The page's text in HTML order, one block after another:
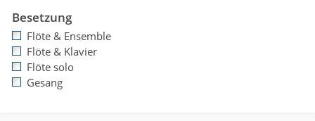
Besetzung
Flöte & Ensemble
Flöte & Klavier
Flöte solo
Gesang